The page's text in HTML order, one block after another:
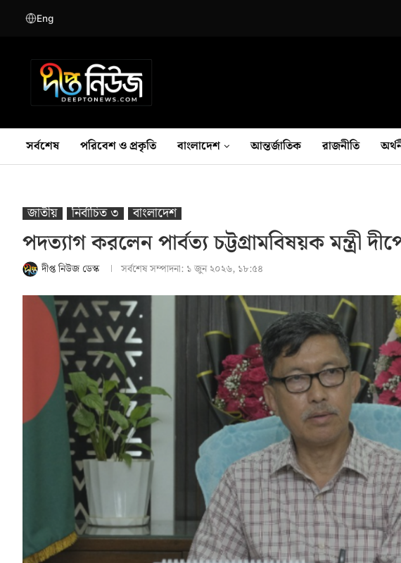
Eng
সর্বশেষ পরিবেশ ও প্রকৃতি বাংলাদেশ আন্তর্জাতিক রাজনীতি
জাতীয় নির্বাচিত ৩ বাংলাদেশ
পদত্যাগ করলেন পার্বত্য চট্টগ্রামবিষয়ক মন্ত্রী
দীপ্ত নিউজ ডেস্ক সর্বশেষ সম্পাদনা: ১ জুন ২০২৬, ১৮:৫৪